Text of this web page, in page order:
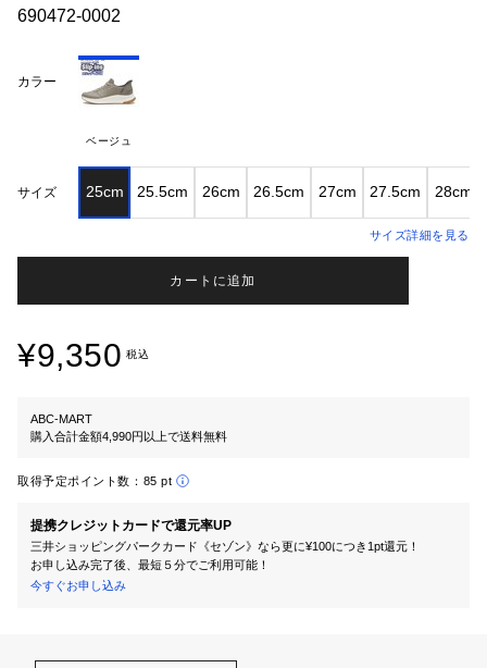
690472-0002
カラー
ベージュ
サイズ 25cm 25.5cm 26cm 26.5cm 27cm 27.5cm 28cm
サイズ詳細を見る
カートに追加
¥9,350 税込
ABC-MART
購入合計金額4,990円以上で送料無料
取得予定ポイント数： 85 pt
提携クレジットカードで還元率UP
三井ショッピングパークカード《セゾン》なら更に¥100につき1pt還元！
お申し込み完了後、最短５分でご利用可能！
今すぐお申し込み